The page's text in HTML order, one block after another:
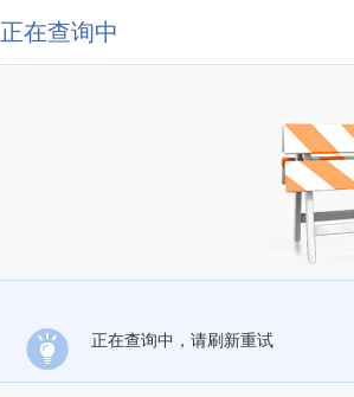
正在查询中
正在查询中，请刷新重试